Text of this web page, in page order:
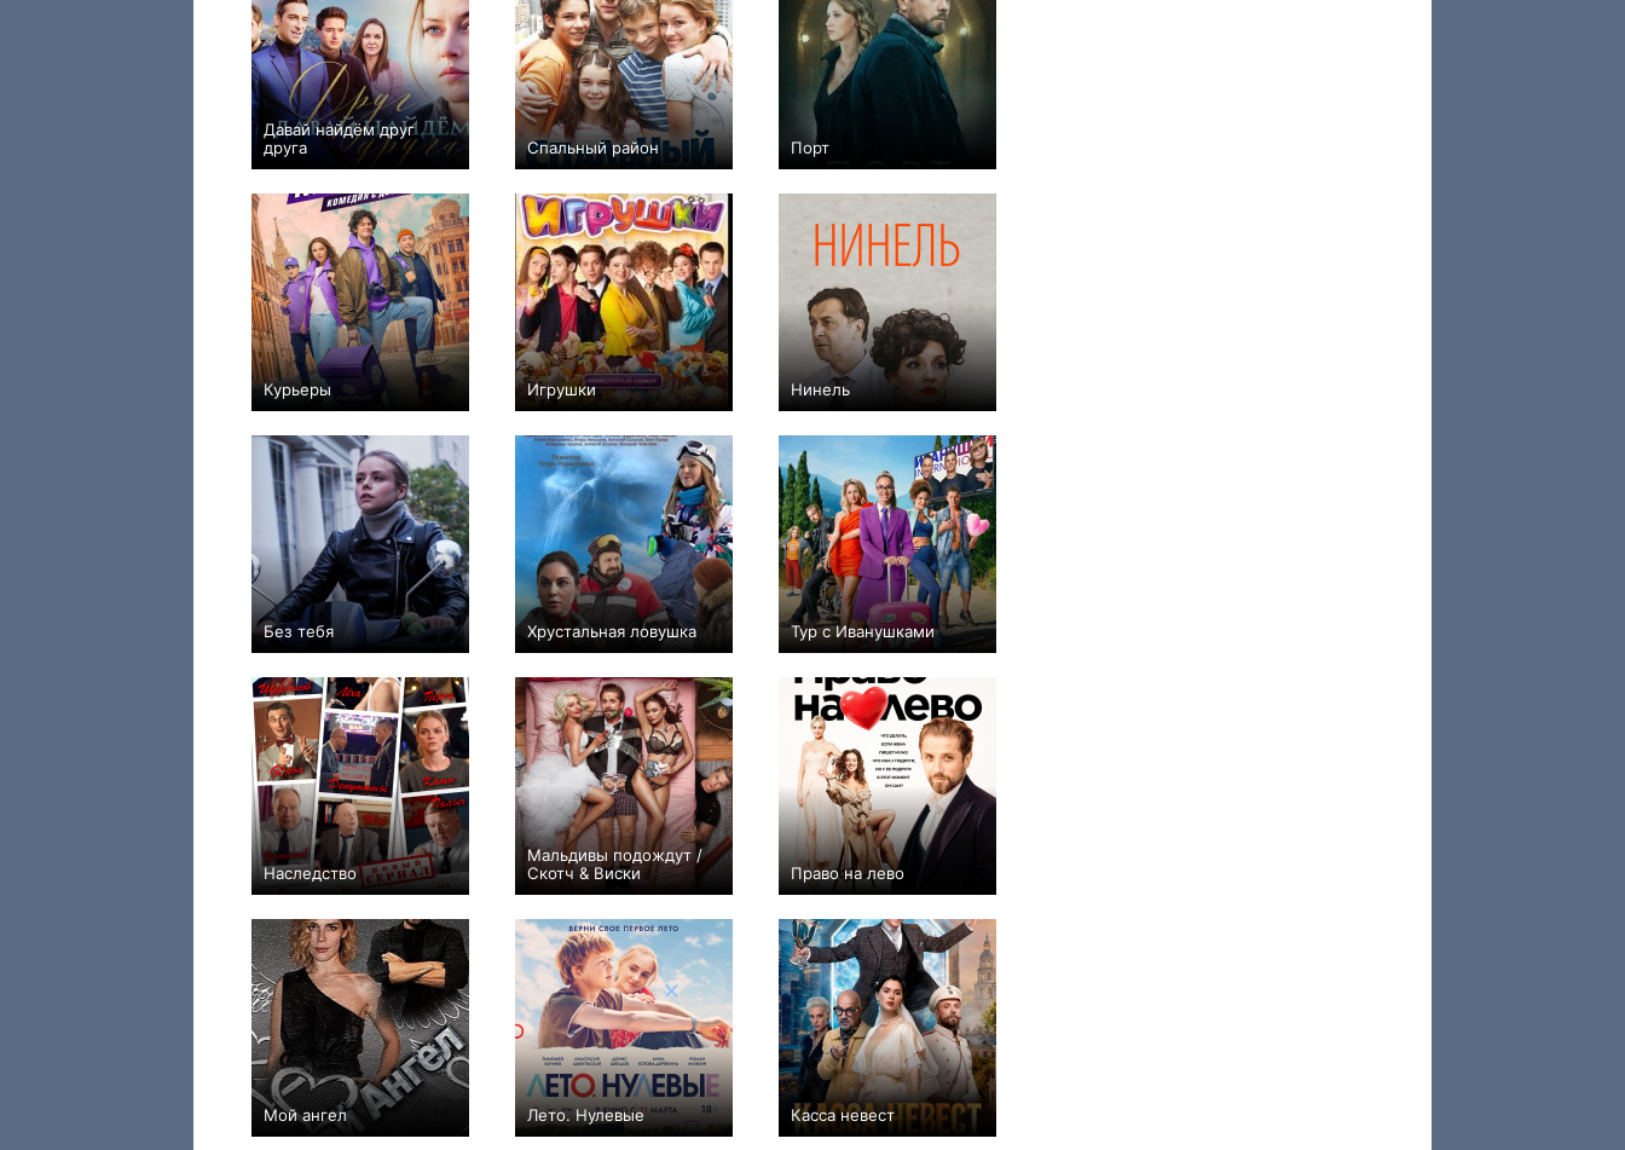
Давай найдём друг
друга
+7 16 204
Спальный район
0 114 23
Порт
+14 8 433
Курьеры
+16 8 499
Игрушки
+4 40 48
Нинель
+3 16 214
Без тебя
−1 4 138
Хрустальная ловушка
0 4 81
Тур с Иванушками
+8
Наследство
+5 10 71
Мальдивы подождут /
Скотч & Виски
+1
Право на лево
+1
Мой ангел
+2 2 42
Лето. Нулевые
+1
Касса невест
0